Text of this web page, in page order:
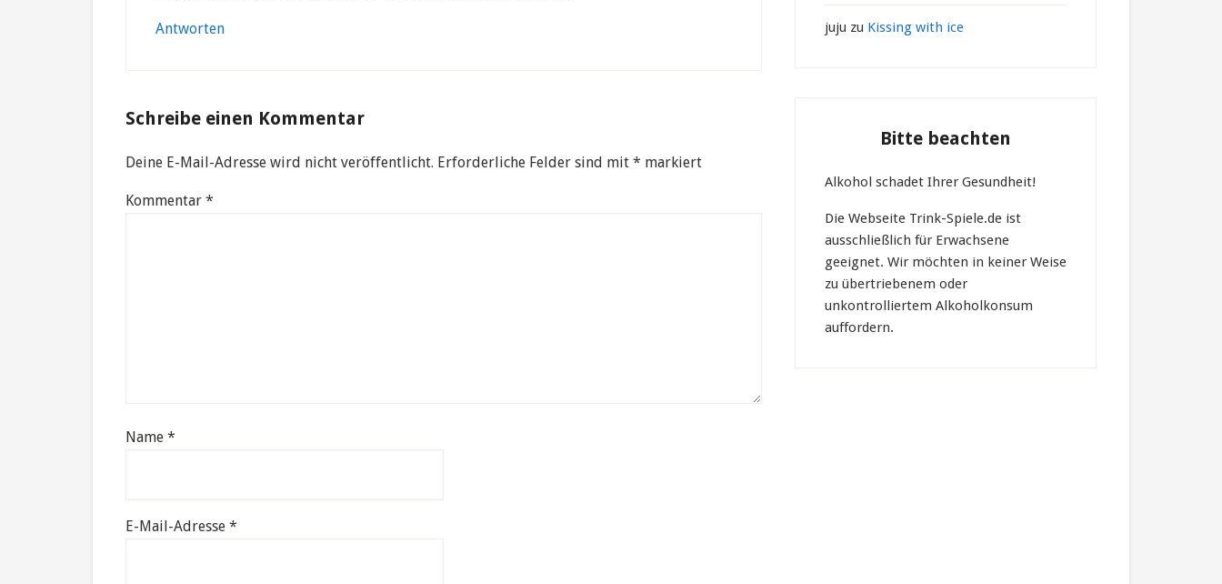
Antworten
Schreibe einen Kommentar
Deine E-Mail-Adresse wird nicht veröffentlicht. Erforderliche Felder sind mit * markiert
Kommentar *
Name *
E-Mail-Adresse *
juju zu Kissing with ice
Bitte beachten
Alkohol schadet Ihrer Gesundheit!
Die Webseite Trink-Spiele.de ist
ausschließlich für Erwachsene
geeignet. Wir möchten in keiner Weise
zu übertriebenem oder
unkontrolliertem Alkoholkonsum
auffordern.